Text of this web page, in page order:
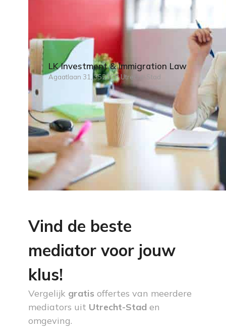
LK Investment & Immigration Law
Agaatlaan 31, 3523CP Utrecht-Stad
Vind de beste
mediator voor jouw
klus!
Vergelijk gratis offertes van meerdere
mediators uit Utrecht-Stad en
omgeving.